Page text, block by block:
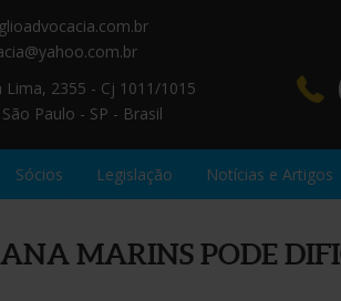
Lima, 2355 - Cj 1011/1015
Paulo - SP - Brasil
Sócios Legislação Notícias e Artigos
MARINS PODE